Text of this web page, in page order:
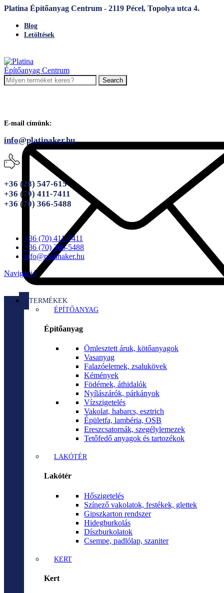
Platina Építőanyag Centrum - 2119 Pécel, Topolya utca 4.
Blog
Letöltések
Search
E-mail címünk:
info@platinaker.hu
+36 (28) 547-615
+36 (70) 411-7411
+36 (70) 366-5488
+36 (70) 411-7411
+36 (70) 366-5488
info@platinaker.hu
Navigáció
TERMÉKEK
ÉPÍTŐANYAG
Építőanyag
Ömlesztett áruk, kötőanyagok
Vasanyag
Falazóelemek, zsalukövek
Kémények
Födémek, áthidalók
Nyílászárók, párkányok
Vízszigetelés
Vakolat, habarcs, esztrich
Épületfa, lambéria, OSB
Ereszcsatornák, szegélylemezek
Tetőfedő anyagok és tartozékok
LAKÓTÉR
Lakótér
Hőszigetelés
Színező vakolatok, festékek, glettek
Gipszkarton rendszer
Hidegburkolás
Díszburkolatok
Csempe, padlólap, szaniter
KERT
Kert